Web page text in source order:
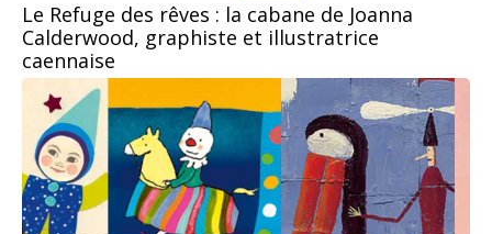
Le Refuge des rêves : la cabane de Joanna
Calderwood, graphiste et illustratrice
caennaise